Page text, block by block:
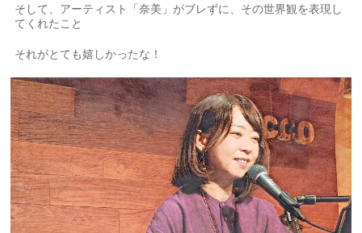
そして、アーティスト「奈美」がブレずに、その世界観を表現し
てくれたこと
それがとても嬉しかったな！